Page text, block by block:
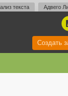
текста Адвего
Создать